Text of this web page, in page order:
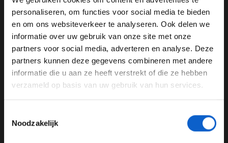
personaliseren, om functies voor social media te bieden
en om ons websiteverkeer te analyseren. Ook delen we
informatie over uw gebruik van onze site met onze
partners voor social media, adverteren en analyse. Deze
partners kunnen deze gegevens combineren met andere
informatie die u aan ze heeft verstrekt of die ze hebben
verzameld op basis van uw gebruik van hun services.
Noodzakelijk
stratencircuits van Monaco en Bakoe.
WELKOM BIJ GRAND PRIX RADIO
Ben je 24 jaar of ouder?
Pas je advertentie instellingen aan en klik hieronder om
door te gaan naar de website!
Advertentie instellingen